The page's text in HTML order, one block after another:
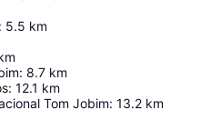
: 5.5 km
: 8.7 km
: 12.1 km
Tom Jobim: 13.2 km